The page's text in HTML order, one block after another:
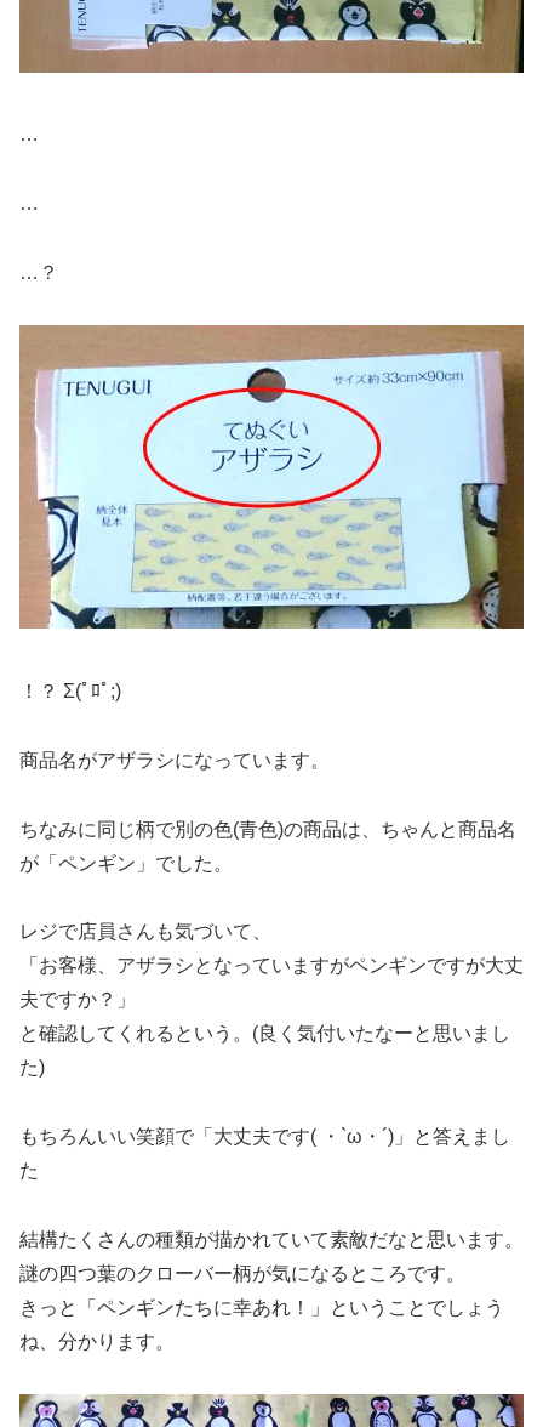
…
…
…？
！？ Σ(ﾟﾛﾟ;)
商品名がアザラシになっています。
ちなみに同じ柄で別の色(青色)の商品は、ちゃんと商品名
が「ペンギン」でした。
レジで店員さんも気づいて、
「お客様、アザラシとなっていますがペンギンですが大丈
夫ですか？」
と確認してくれるという。(良く気付いたなーと思いまし
た)
もちろんいい笑顔で「大丈夫です( ・`ω・´)」と答えまし
た
結構たくさんの種類が描かれていて素敵だなと思います。
謎の四つ葉のクローバー柄が気になるところです。
きっと「ペンギンたちに幸あれ！」ということでしょう
ね、分かります。